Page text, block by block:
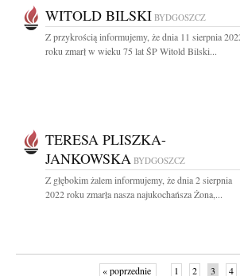
WITOLD BILSKI BYDGOSZCZ
Z przykrością informujemy, że dnia 11 sierpnia
roku zmarł w wieku 75 lat ŚP Witold Bilski...
TERESA PLISZKA-
JANKOWSKA BYDGOSZCZ
Z głębokim żalem informujemy, że dnia 2 sierpnia
2022 roku zmarła nasza najukochańsza Żona,...
« poprzednie 1 2 3 4